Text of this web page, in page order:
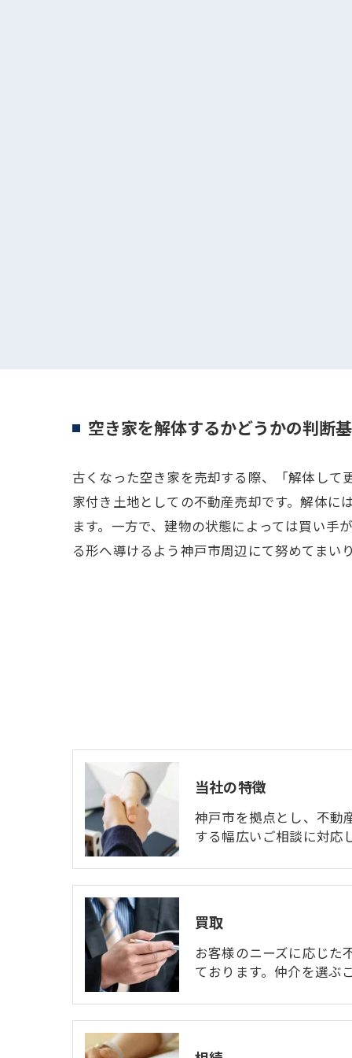
空き家を解体するかどうかの判断
古くなった空き家を売却する際、「解体し
家付き土地としての不動産売却です。解体に
ます。一方で、建物の状態によっては買い手
る形へ導けるよう神戸市周辺にて努めてまいり
当社の特徴
神戸市を拠点とし、不動
する幅広いご相談に対応
買取
お客様のニーズに応じた
ております。仲介を選ぶ